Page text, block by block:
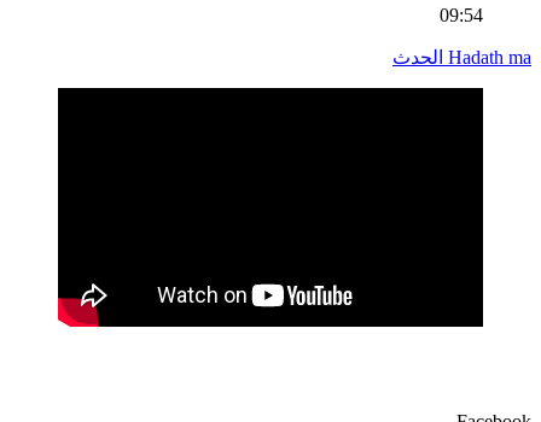
09:54
Hadath ma الحدث